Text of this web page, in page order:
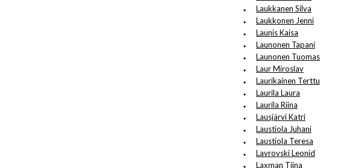
Laukkanen Silva
Laukkonen Jenni
Launis Kaisa
Launonen Tapani
Launonen Tuomas
Laur Miroslav
Laurikainen Terttu
Laurila Laura
Laurila Riina
Lausjärvi Katri
Laustiola Juhani
Laustiola Teresa
Lavrovski Leonid
Laxman Tiina